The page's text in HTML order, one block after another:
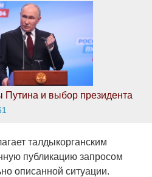
и выбор президента
талдыкорганским
публикацию запросом
описанной ситуации.